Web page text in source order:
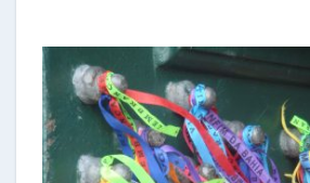
À
BAHIA…